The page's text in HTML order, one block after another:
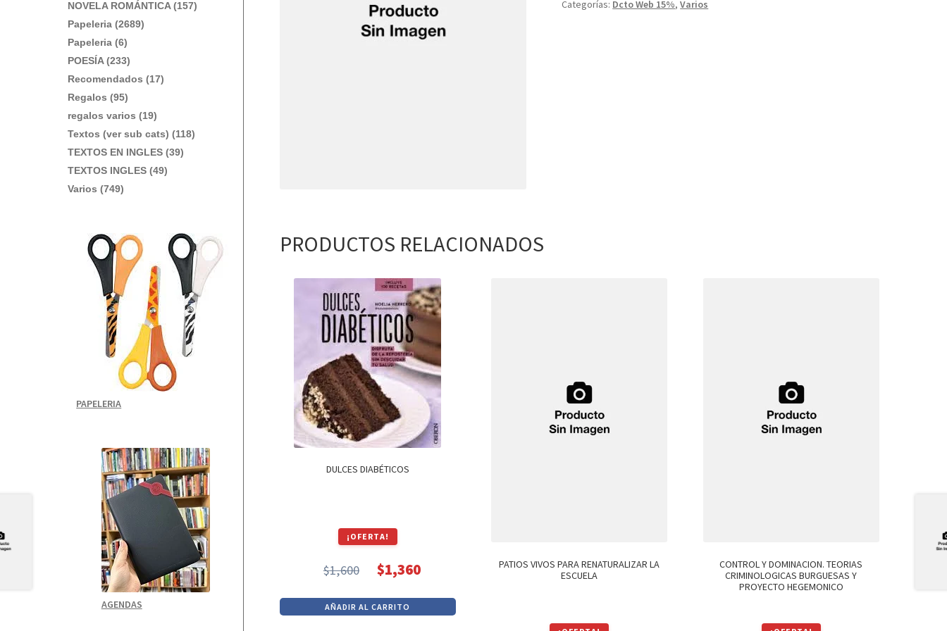
Categorías: Dcto Web 15%,Varios
PRODUCTOS RELACIONADOS
DULCES DIABÉTICOS
¡OFERTA!
$1,600
precio
original
$1,360
precio
actual
AÑADIR AL CARRITO
PATIOS VIVOS PARA RENATURALIZAR LA
ESCUELA
CONTROL Y DOMINACION. TEORIAS
CRIMINOLOGICAS BURGUESAS Y
PROYECTO HEGEMONICO
NOVELA ROMÁNTICA (157)
Papeleria (2689)
Papeleria (6)
POESÍA (233)
Recomendados (17)
Regalos (95)
regalos varios (19)
Textos (ver sub cats) (118)
TEXTOS EN INGLES (39)
TEXTOS INGLES (49)
Varios (749)
PAPELERIA
AGENDAS